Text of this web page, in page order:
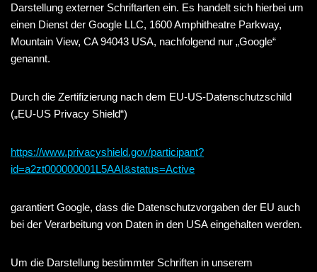
Darstellung externer Schriftarten ein. Es handelt sich hierbei um
einen Dienst der Google LLC, 1600 Amphitheatre Parkway,
Mountain View, CA 94043 USA, nachfolgend nur „Google“
genannt.
Durch die Zertifizierung nach dem EU-US-Datenschutzschild
(„EU-US Privacy Shield“)
https://www.privacyshield.gov/participant?
id=a2zt000000001L5AAI&status=Active
garantiert Google, dass die Datenschutzvorgaben der EU auch
bei der Verarbeitung von Daten in den USA eingehalten werden.
Um die Darstellung bestimmter Schriften in unserem